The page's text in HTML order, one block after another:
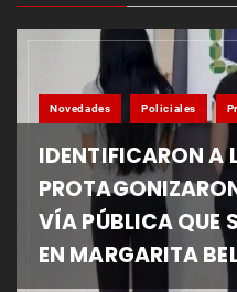
Novedades Policiales
IDENTIFICARON A
VÍA PÚBLICA QUE
EN MARGARITA